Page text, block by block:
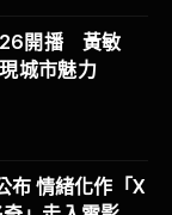
26開播 黃敏
城市魅力
布 情緒化作「X